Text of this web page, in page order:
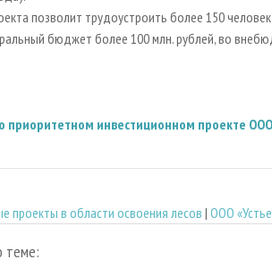
позволит трудоустроить более 150
бюджет более 100 млн. рублей, во
инвестиционном проекте ООО
проекты в области освоения лесов | ООО
теме: